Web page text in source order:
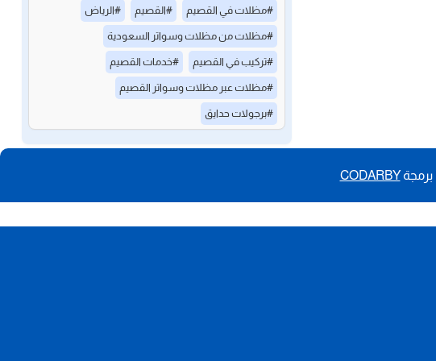
#مظلات في القصيم #القصيم #الرياض
#مظلات من مظلات وسواتر السعودية
#تركيب في القصيم #خدمات القصيم
#مظلات عبر مظلات وسواتر القصيم
#برجولات حدايق
CODARBY